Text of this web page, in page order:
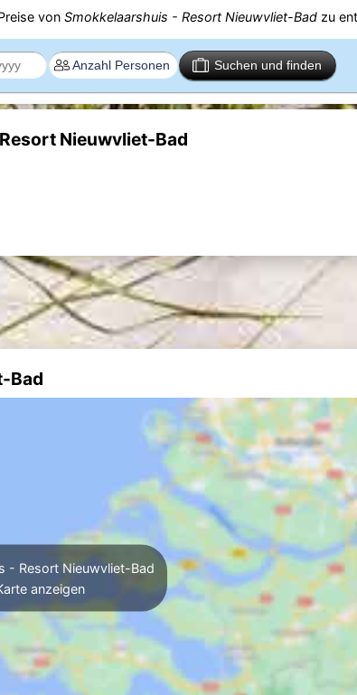
von Smokkelaarshuis - Resort Nieuwvliet-Badzu
Suchen und finden
Nieuwvliet-Bad
Bad
- Resort Nieuwvliet-Bad
anzeigen